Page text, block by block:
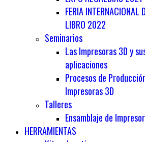
FERIA INTERNACIONAL
LIBRO 2022
Seminarios
Las Impresoras 3D y
aplicaciones
Procesos de
Impresoras 3D
Talleres
Ensamblaje de
HERRAMIENTAS